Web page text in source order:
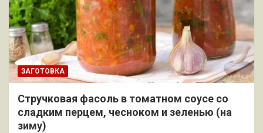
ЗАГОТОВКА
Стручковая фасоль в томатном соусе со
сладким перцем, чесноком и зеленью (на
зиму)